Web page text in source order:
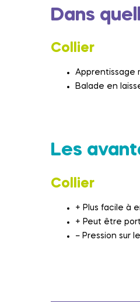
Dans
Collier
Apprentissage
Balade en
Les
Collier
+ Plus facile à
+ Peut être
– Pression sur